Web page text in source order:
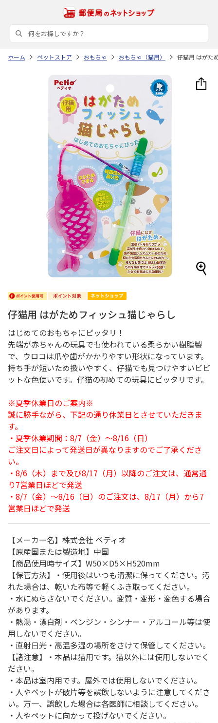
ホーム ペットストア おもちゃ おもちゃ（猫用） 仔猫用 はがた
仔猫用 はがためフィッシュ猫じゃらし
はじめてのおもちゃにピッタリ！
先端が赤ちゃんの玩具でも使われている柔らかい樹脂製
で、ウロコは爪や歯がかかりやすい形状になっています。
持ち手が短いため扱いやすく、仔猫でも見つけやすいビビ
ットな色使いです。仔猫の初めての玩具にピッタリです。
※夏季休業日のご案内※
誠に勝手ながら、下記の通り休業日とさせていただきま
す。
・夏季休業期間：8/7（金）～8/16（日）
ご注文日によって発送日が異なりますのでご了承くださ
い。
・8/6（木）まで及び8/17（月）以降のご注文は、通常通
り7営業日ほどで発送
・8/7（金）～8/16（日）のご注文は、8/17（月）から7
営業日ほどで発送
【メーカー名】株式会社 ペティオ
【原産国または製造地】中国
【商品使用時サイズ】W50×D5×H520mm
【保管方法】・使用後はいつも清潔に保ってください。汚
れた場合は、乾いた布等で軽くふき取ってください。
・水にぬらさないでください。変質・変形・変色する場合
があります。
・熱湯・漂白剤・ベンジン・シンナー・アルコール等は使
用しないでください。
・直射日光・高温多湿の場所をさけて保管してください。
【諸注意】・本品は猫用です。猫以外には使用しないでく
ださい。
・本品は室内用です。屋外では使用しないでください。
・人やペットが破片等を誤飲しないように注意してくださ
い。万一、誤飲した場合は各医師に相談してください。
・人やペットに向かって投げないでください。